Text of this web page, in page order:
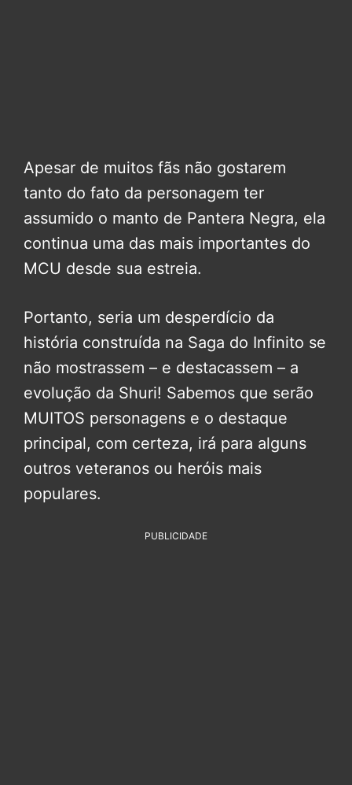
Apesar de muitos fãs não gostarem
tanto do fato da personagem ter
assumido o manto de Pantera Negra, ela
continua uma das mais importantes do
MCU desde sua estreia.
Portanto, seria um desperdício da
história construída na Saga do Infinito se
não mostrassem – e destacassem – a
evolução da Shuri! Sabemos que serão
MUITOS personagens e o destaque
principal, com certeza, irá para alguns
outros veteranos ou heróis mais
populares.
PUBLICIDADE